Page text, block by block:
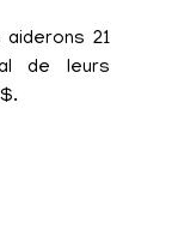
21
de leurs